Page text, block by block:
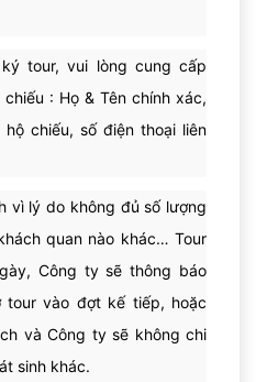
tour, vui lòng cung cấp
: Họ & Tên chính xác,
chiếu, số điện thoại liên
vì lý do không đủ số lượng
quan nào khác… Tour
Công ty sẽ thông báo
tour vào đợt kế tiếp, hoặc
và Công ty sẽ không chi
sinh khác.